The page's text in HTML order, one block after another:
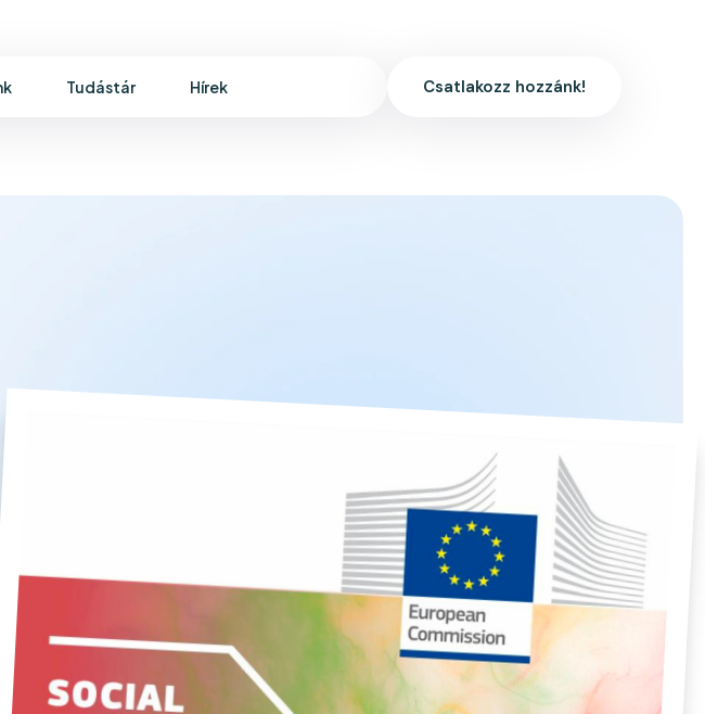
Tudástár Hírek Csatlakozz hozzánk!